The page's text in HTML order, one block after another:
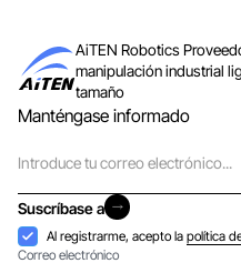
AiTEN Robotics
manipulación industrial
tamaño
Manténgase informado
electrónico
Suscríbase a
Suscríbase a
Aceptación
Al registrarme, acepto lapolítica
Correo electrónico